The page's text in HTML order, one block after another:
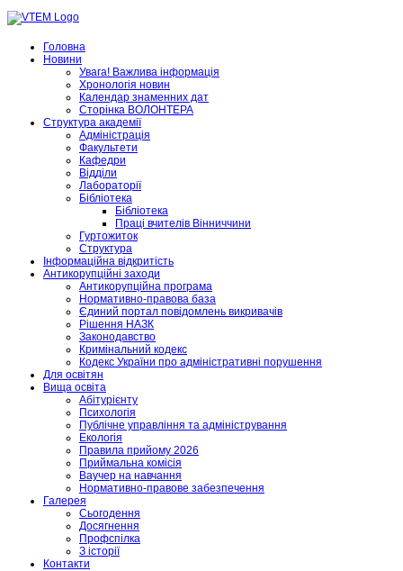
Головна
Новини
Увага! Важлива інформація
Хронологія новин
Календар знаменних дат
Сторінка ВОЛОНТЕРА
Структура академії
Адміністрація
Факультети
Кафедри
Відділи
Лабораторії
Бібліотека
Бібліотека
Праці вчителів Вінниччини
Гуртожиток
Структура
Інформаційна відкритість
Антикорупційні заходи
Антикорупційна програма
Нормативно-правова база
Єдиний портал повідомлень викривачів
Рішення НАЗК
Законодавство
Кримінальний кодекс
Кодекс України про адміністративні порушення
Для освітян
Вища освіта
Абітурієнту
Психологія
Публічне управління та адміністрування
Екологія
Правила прийому 2026
Приймальна комісія
Ваучер на навчання
Нормативно-правове забезпечення
Галерея
Сьогодення
Досягнення
Профспілка
З історії
Контакти